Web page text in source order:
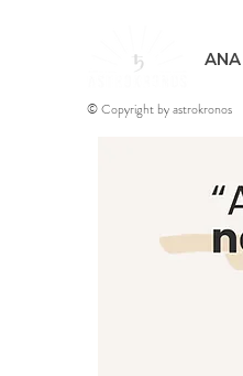
© Copyright by astrokronos